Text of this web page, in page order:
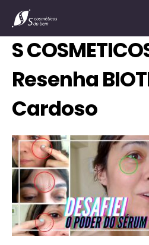
S
Resenha
Cardoso